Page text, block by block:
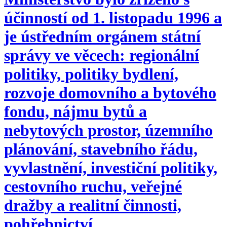
účinností od 1. listopadu 1996 a
je ústředním orgánem státní
správy ve věcech: regionální
politiky, politiky bydlení,
rozvoje domovního a bytového
fondu, nájmu bytů a
nebytových prostor, územního
plánování, stavebního řádu,
vyvlastnění, investiční politiky,
cestovního ruchu, veřejné
dražby a realitní činnosti,